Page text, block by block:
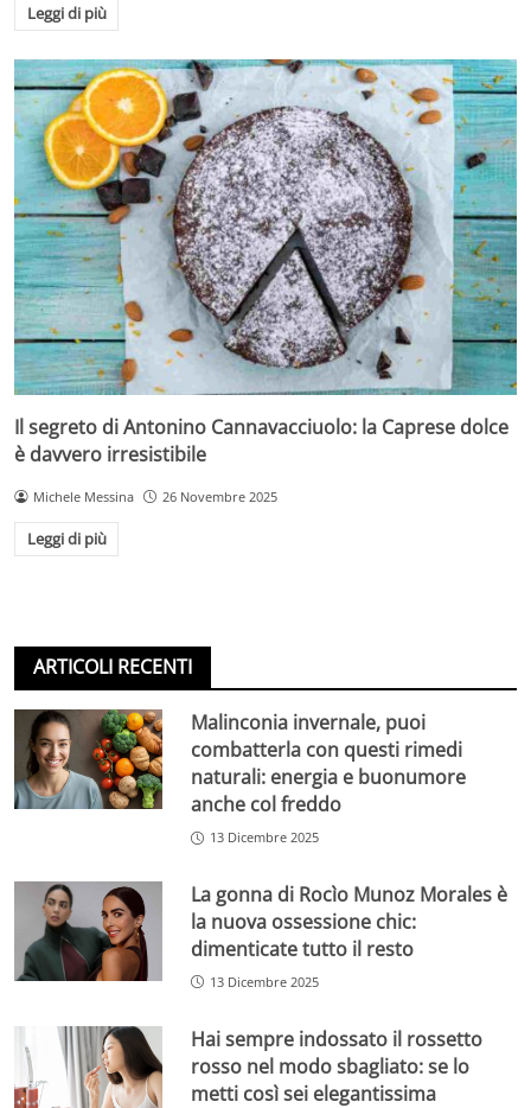
Leggi di più
Il segreto di Antonino Cannavacciuolo: la Caprese dolce
è davvero irresistibile
Michele Messina 26 Novembre 2025
Leggi di più
ARTICOLI RECENTI
Malinconia invernale, puoi
combatterla con questi rimedi
naturali: energia e buonumore
anche col freddo
13 Dicembre 2025
La gonna di Rocìo Munoz Morales è
la nuova ossessione chic:
dimenticate tutto il resto
13 Dicembre 2025
Hai sempre indossato il rossetto
rosso nel modo sbagliato: se lo
metti così sei elegantissima